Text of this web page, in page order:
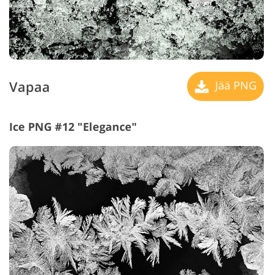
Vapaa Jää PNG
Ice PNG #12 "Elegance"